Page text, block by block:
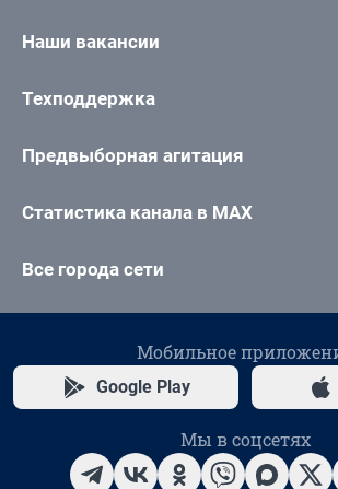
Наши вакансии
Техподдержка
Предвыборная агитация
Статистика канала в MAX
Все города сети
Мобильное
Google Play
Мы в соцсетях